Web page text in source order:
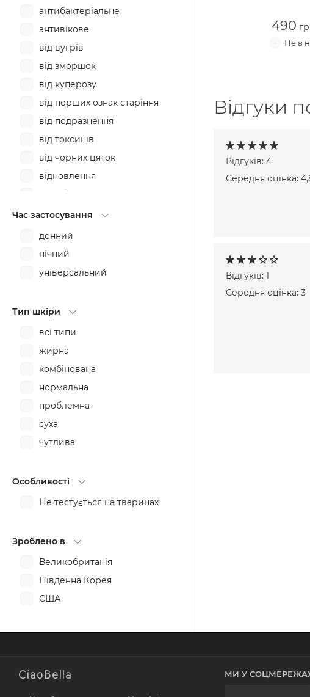
SOME BY MI
THE INKEY LIST
антибактеріальне
антивікове
від вугрів
від зморшок
від куперозу
від перших ознак старіння
від подразнення
від токсинів
від чорних цяток
відновлення
демакіяж
для вагітних
заспокоєння
зволоження
звуження пор
очищення
пом'якшення
проти запалень
проти пігментних плям
розгладження
тонізування
Час застосування
денний
нічний
універсальний
Тип шкіри
всі типи
жирна
комбінована
нормальна
проблемна
суха
чутлива
Особливості
Не тестується на тваринах
Зроблено в
Великобританія
Південна Корея
США
490
Відгуки
Відгуків: 4
Середня оцінка:
Відгуків: 1
Середня оцінка: 3
CiaoBella МИ У